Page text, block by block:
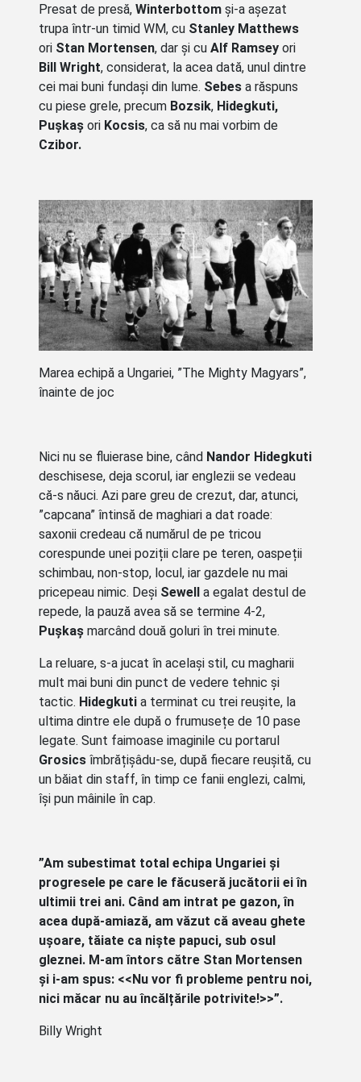
Presat de presă, Winterbottom și-a așezat
trupa într-un timid WM, cu Stanley Matthews
ori Stan Mortensen, dar și cu Alf Ramsey ori
Bill Wright, considerat, la acea dată, unul dintre
cei mai buni fundași din lume. Sebes a răspuns
cu piese grele, precum Bozsik, Hidegkuti,
Pușkaș ori Kocsis, ca să nu mai vorbim de
Czibor.
Marea echipă a Ungariei, ”The Mighty Magyars”,
înainte de joc
Nici nu se fluierase bine, când Nandor Hidegkuti
deschisese, deja scorul, iar englezii se vedeau
că-s năuci. Azi pare greu de crezut, dar, atunci,
”capcana” întinsă de maghiari a dat roade:
saxonii credeau că numărul de pe tricou
corespunde unei poziții clare pe teren, oaspeții
schimbau, non-stop, locul, iar gazdele nu mai
pricepeau nimic. Deși Sewell a egalat destul de
repede, la pauză avea să se termine 4-2,
Pușkaș marcând două goluri în trei minute.
La reluare, s-a jucat în același stil, cu magharii
mult mai buni din punct de vedere tehnic și
tactic. Hidegkuti a terminat cu trei reușite, la
ultima dintre ele după o frumusețe de 10 pase
legate. Sunt faimoase imaginile cu portarul
Grosics îmbrățișâdu-se, după fiecare reușită, cu
un băiat din staff, în timp ce fanii englezi, calmi,
își pun mâinile în cap.
”Am subestimat total echipa Ungariei și
progresele pe care le făcuseră jucătorii ei în
ultimii trei ani. Când am intrat pe gazon, în
acea după-amiază, am văzut că aveau ghete
ușoare, tăiate ca niște papuci, sub osul
gleznei. M-am întors către Stan Mortensen
și i-am spus: <<Nu vor fi probleme pentru noi,
nici măcar nu au încălțările potrivite!>>”.
Billy Wright